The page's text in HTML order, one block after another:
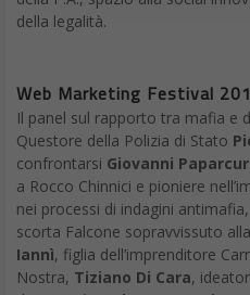
della legalità.
Web Marketing Festival
Il panel sul rapporto tra mafia e
Questore della Polizia di Stato
confrontarsi Giovanni
a Rocco Chinnici e pioniere
nei processi di indagini antimafia,
scorta Falcone sopravvissuto
Iannì, figlia dell’imprenditore
Nostra, Tiziano Di Cara,